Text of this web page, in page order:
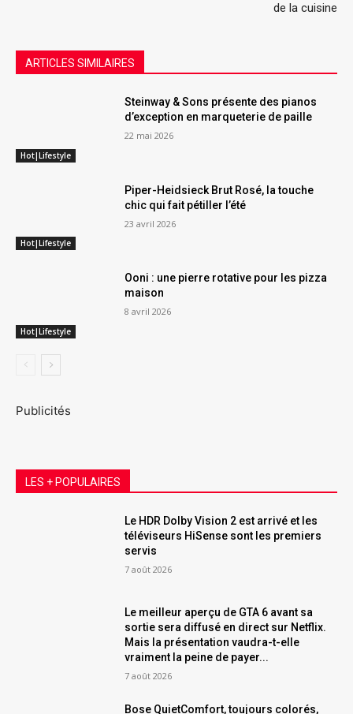
de la cuisine
ARTICLES SIMILAIRES
Hot|Lifestyle
Steinway & Sons présente des pianos
d’exception en marqueterie de paille
22 mai 2026
Hot|Lifestyle
Piper-Heidsieck Brut Rosé, la touche
chic qui fait pétiller l’été
23 avril 2026
Hot|Lifestyle
Ooni : une pierre rotative pour les pizza
maison
8 avril 2026
Publicités
LES + POPULAIRES
Le HDR Dolby Vision 2 est arrivé et les
téléviseurs HiSense sont les premiers
servis
7 août 2026
Le meilleur aperçu de GTA 6 avant sa
sortie sera diffusé en direct sur Netflix.
Mais la présentation vaudra-t-elle
vraiment la peine de payer...
7 août 2026
Bose QuietComfort, toujours colorés,